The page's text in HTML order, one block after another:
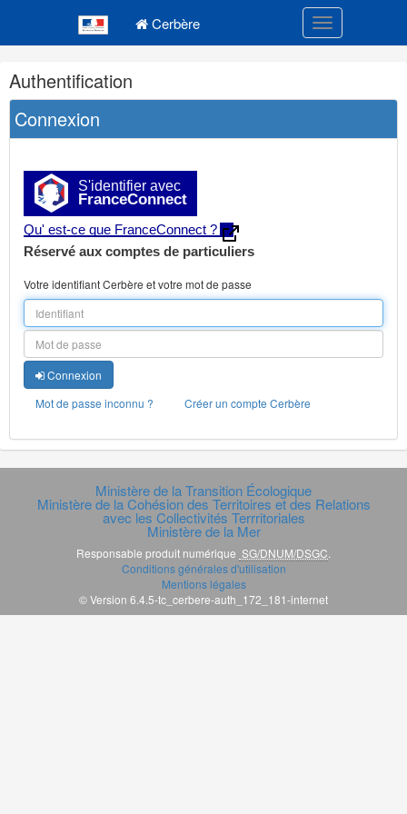
Cerbère Toggle
Navigation
et
outils
annexes
Authentification
Connexion
S'identifier avec
FranceConnect
Qu' est-ce que FranceConnect ?
Réservé aux comptes de particuliers
Votre identifiant Cerbère et votre mot de passe
Connexion
Mot de passe inconnu ?
Créer un compte Cerbère
Ministère de la Transition Écologique
Ministère de la Cohésion des Territoires et des Relations
avec les Collectivités Terrritoriales
Ministère de la Mer
Responsable produit numérique SG/DNUM/DSGC.
Conditions générales d'utilisation
Mentions légales
© Version 6.4.5-tc_cerbere-auth_172_181-internet